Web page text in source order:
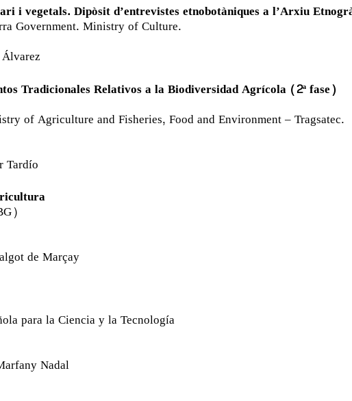
i vegetals. Dipòsit d’entrevistes etnobotàniques a l’Arxiu
Government. Ministry of Culture.
Tradicionales Relativos a la Biodiversidad Agrícola (2ª fase)
of Agriculture and Fisheries, Food and Environment – Tragsatec.
Tardío
de Marçay
para la Ciencia y la Tecnología
Nadal